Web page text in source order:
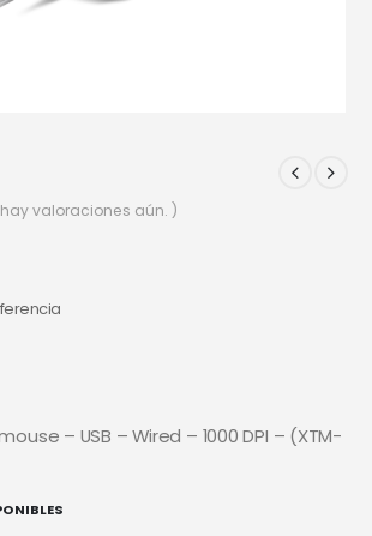
valoraciones aún. )
– USB – Wired – 1000 DPI – (XTM-